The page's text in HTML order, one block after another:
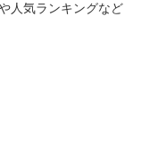
人気ランキングなど